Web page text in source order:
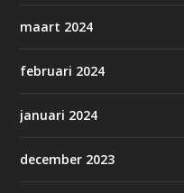
maart 2024
februari 2024
januari 2024
december 2023